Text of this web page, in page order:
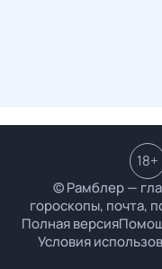
© Рамблер —
гороскопы, почта,
Полная версия
Условия
18+